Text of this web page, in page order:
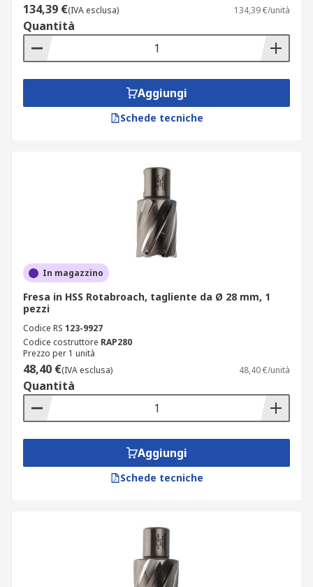
134,39 €(IVA esclusa) 134,39 €/unità
Quantità
Aggiungi
Schede tecniche
In magazzino
Fresa in HSS Rotabroach, tagliente da Ø 28 mm, 1
pezzi
Codice RS 123-9927
Codice costruttore RAP280
Prezzo per 1 unità
48,40 €(IVA esclusa) 48,40 €/unità
Quantità
Aggiungi
Schede tecniche